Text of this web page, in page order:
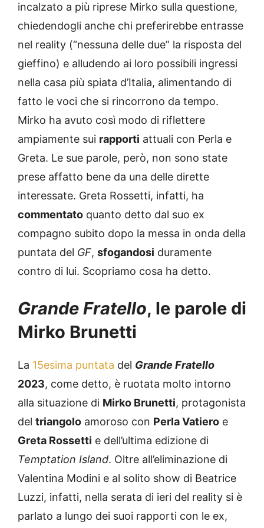
incalzato a più riprese Mirko sulla questione,
chiedendogli anche chi preferirebbe entrasse
nel reality (“nessuna delle due” la risposta del
gieffino) e alludendo ai loro possibili ingressi
nella casa più spiata d’Italia, alimentando di
fatto le voci che si rincorrono da tempo.
Mirko ha avuto così modo di riflettere
ampiamente sui rapporti attuali con Perla e
Greta. Le sue parole, però, non sono state
prese affatto bene da una delle dirette
interessate. Greta Rossetti, infatti, ha
commentato quanto detto dal suo ex
compagno subito dopo la messa in onda della
puntata del GF, sfogandosi duramente
contro di lui. Scopriamo cosa ha detto.
Grande Fratello, le parole di
Mirko Brunetti
La 15esima puntata del Grande Fratello
2023, come detto, è ruotata molto intorno
alla situazione di Mirko Brunetti, protagonista
del triangolo amoroso con Perla Vatiero e
Greta Rossetti e dell’ultima edizione di
Temptation Island. Oltre all’eliminazione di
Valentina Modini e al solito show di Beatrice
Luzzi, infatti, nella serata di ieri del reality si è
parlato a lungo dei suoi rapporti con le ex,